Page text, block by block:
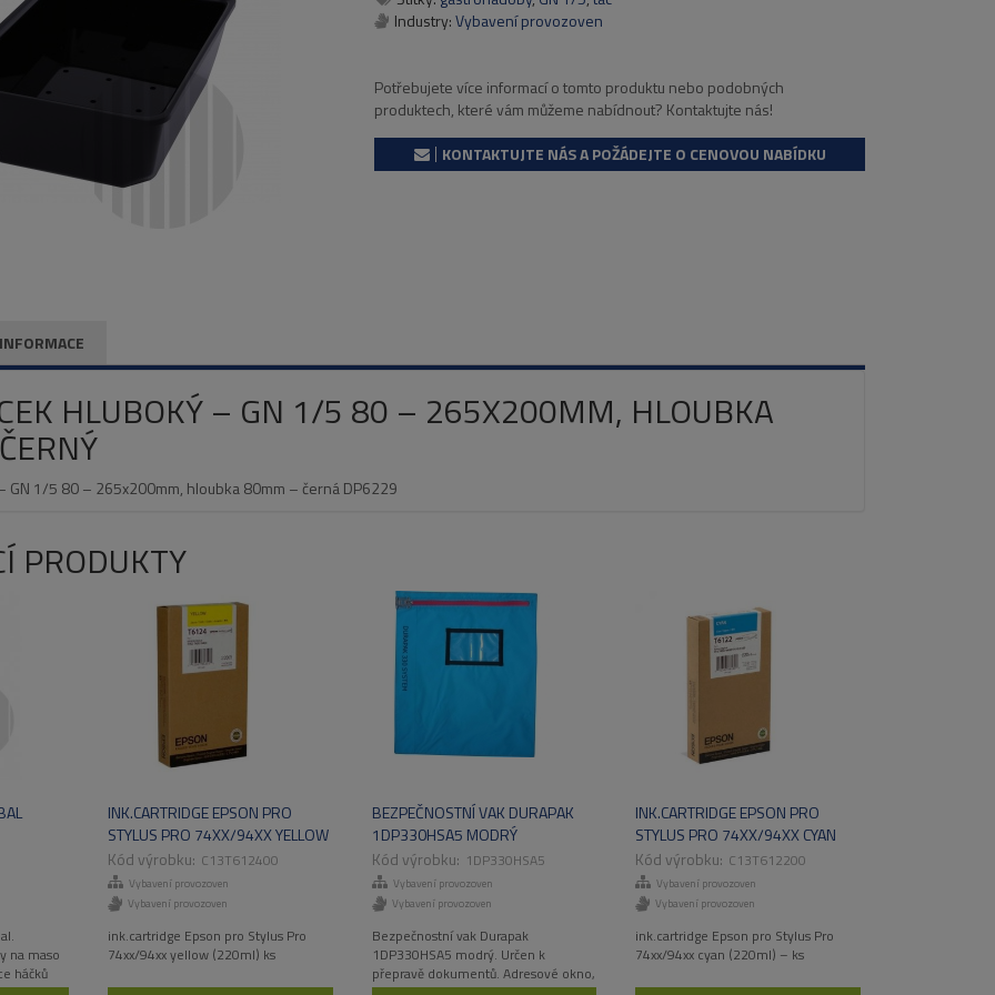
Industry: Vybavení provozoven
Potřebujete více informací o tomto produktu nebo podobných
produktech, které vám můžeme nabídnout? Kontaktujte nás!
KONTAKTUJTE NÁS A POŽÁDEJTE O CENOVOU NABÍDKU
HLUBOKÝ – GN 1/5 80 – 265X200MM, HLOUBKA
GN 1/5 80 – 265x200mm, hloubka 80mm – černá DP6229
PRODUKTY
na maso
háčků
INK.CARTRIDGE EPSON PRO
STYLUS PRO 74XX/94XX YELLOW
(220ML)
C13T612400
Vybavení provozoven
Vybavení provozoven
ink.cartridge Epson pro Stylus Pro
74xx/94xx yellow (220ml) ks
BEZPEČNOSTNÍ VAK DURAPAK
1DP330HSA5 MODRÝ
1DP330HSA5
Vybavení provozoven
Vybavení provozoven
Bezpečnostní vak Durapak
1DP330HSA5 modrý. Určen k
přepravě dokumentů. Adresové okno,
INK.CARTRIDGE EPSON PRO
STYLUS PRO 74XX/94XX CYAN
(220ML)
C13T612200
Vybavení provozoven
Vybavení provozoven
ink.cartridge Epson pro Stylus Pro
74xx/94xx cyan (220ml) – ks